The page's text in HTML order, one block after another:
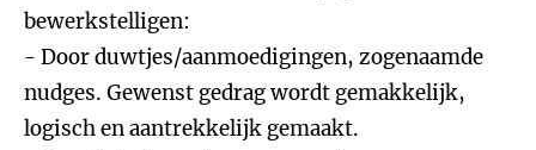
bewerkstelligen:
- Door duwtjes/aanmoedigingen, zogenaamde
nudges. Gewenst gedrag wordt gemakkelijk,
logisch en aantrekkelijk gemaakt.